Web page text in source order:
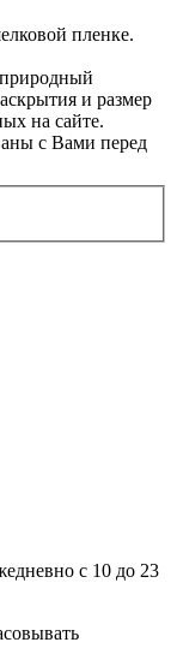
пленке.
и размер
на сайте.
с Вами перед
с 10 до 23